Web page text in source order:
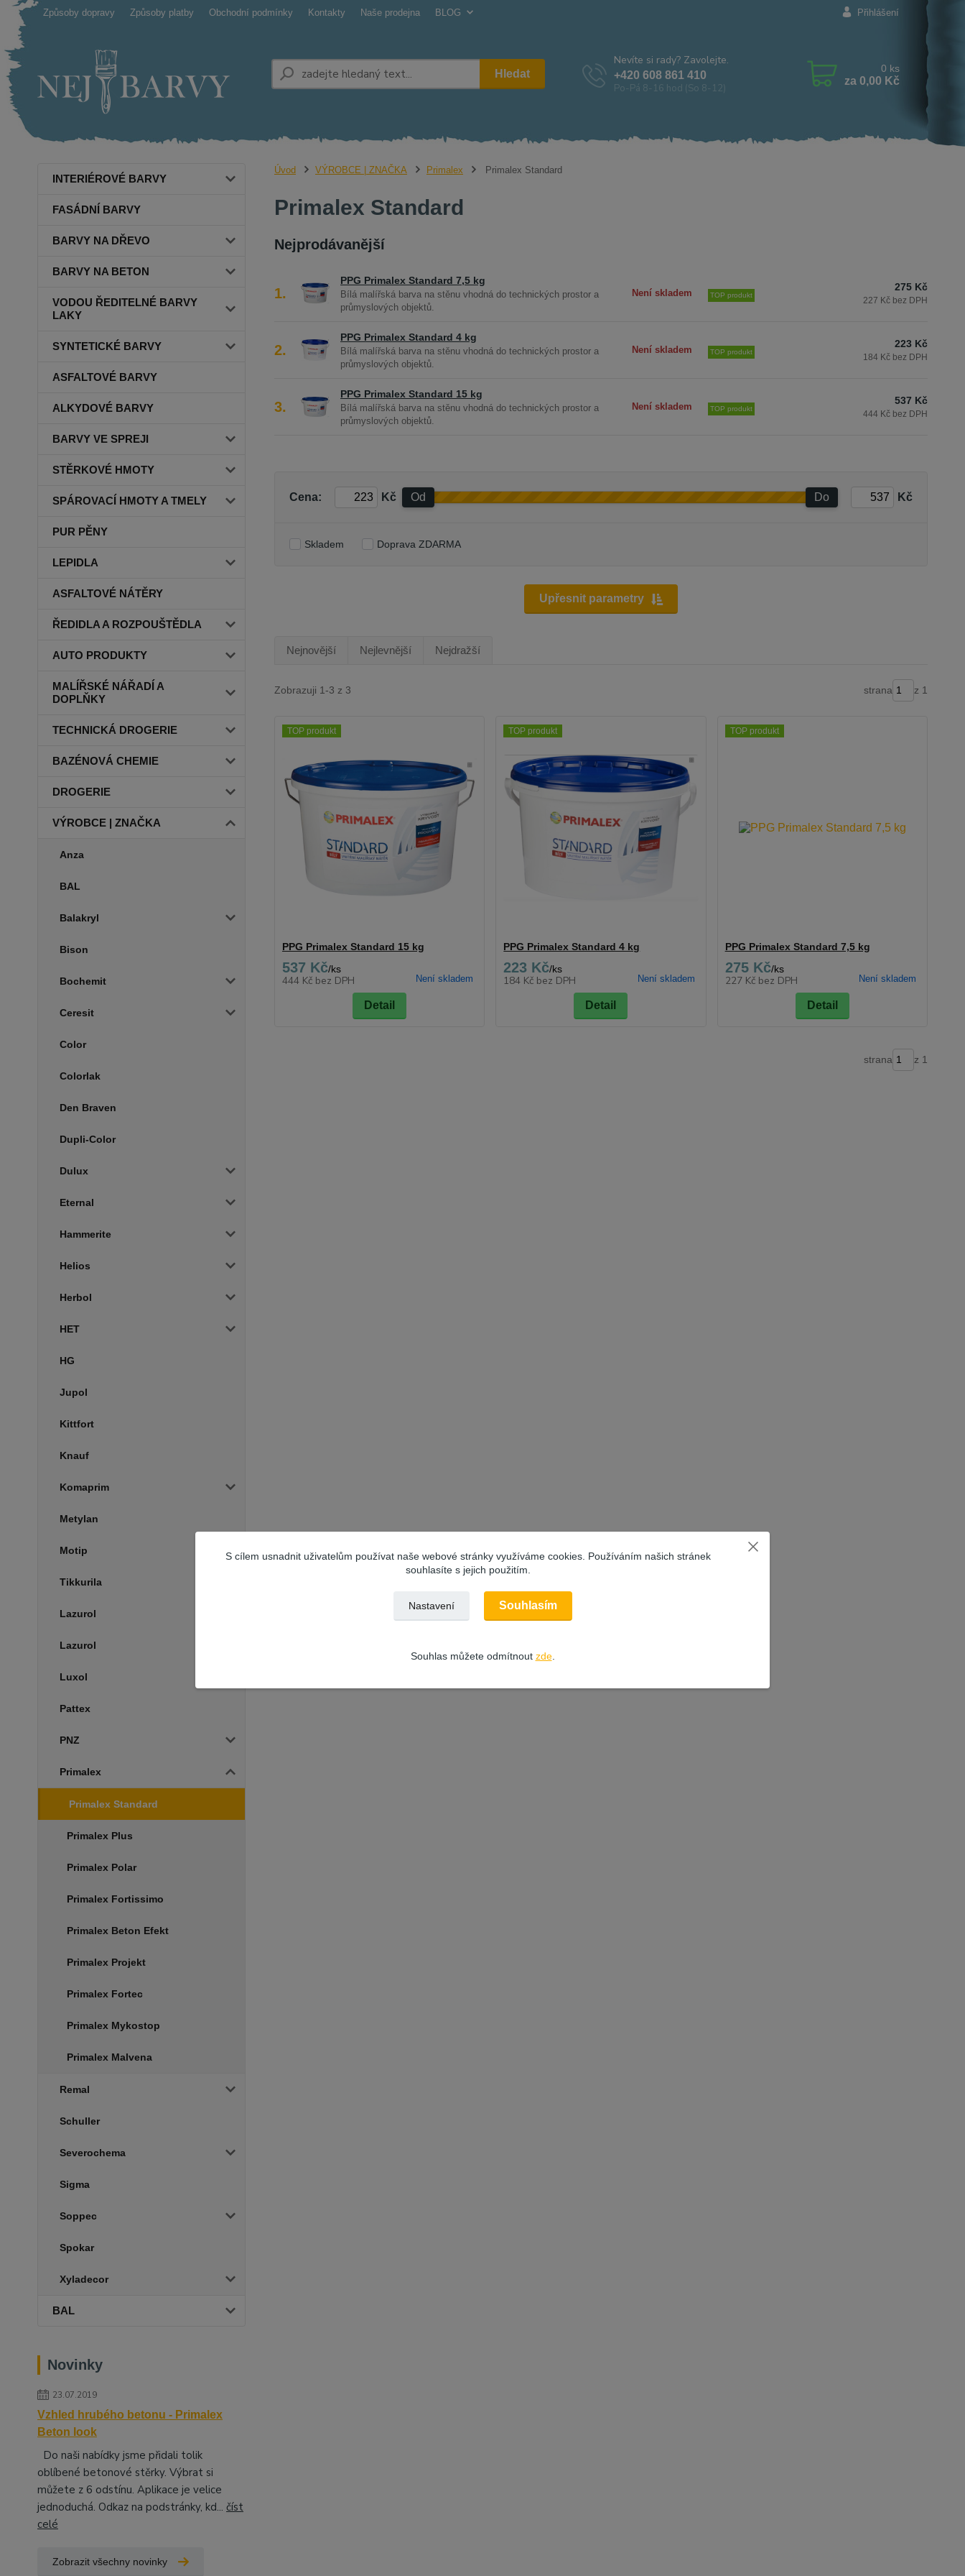
Způsoby dopravy Způsoby platby Obchodní podmínky Kontakty Naše prodejna BLOG Přihlášení
Hledat
Nevíte si rady? Zavolejte.
+420 608 861 410
Po-Pá 8-16 hod (So 8-12)
0 ks
za 0,00 Kč
INTERIÉROVÉ BARVY
FASÁDNÍ BARVY
BARVY NA DŘEVO
BARVY NA BETON
VODOU ŘEDITELNÉ BARVY
LAKY
SYNTETICKÉ BARVY
ASFALTOVÉ BARVY
ALKYDOVÉ BARVY
BARVY VE SPREJI
STĚRKOVÉ HMOTY
SPÁROVACÍ HMOTY A TMELY
PUR PĚNY
LEPIDLA
ASFALTOVÉ NÁTĚRY
ŘEDIDLA A ROZPOUŠTĚDLA
AUTO PRODUKTY
MALÍŘSKÉ NÁŘADÍ A
DOPLŇKY
TECHNICKÁ DROGERIE
BAZÉNOVÁ CHEMIE
DROGERIE
VÝROBCE | ZNAČKA
Anza
BAL
Balakryl
Bison
Bochemit
Ceresit
Color
Colorlak
Den Braven
Dupli-Color
Dulux
Eternal
Hammerite
Helios
Herbol
HET
HG
Jupol
Kittfort
Knauf
Komaprim
Metylan
Motip
Tikkurila
Lazurol
Lazurol
Luxol
Pattex
PNZ
Primalex
Primalex Standard
Primalex Plus
Primalex Polar
Primalex Fortissimo
Primalex Beton Efekt
Primalex Projekt
Primalex Fortec
Primalex Mykostop
Primalex Malvena
Remal
Schuller
Severochema
Sigma
Soppec
Spokar
Xyladecor
BAL
Novinky
23.07.2019
Vzhled hrubého betonu - Primalex
Beton look
Do naši nabídky jsme přidali tolik
oblíbené betonové stěrky. Výbrat si
můžete z 6 odstínu. Aplikace je velice
jednoduchá. Odkaz na podstránky, kd... číst
celé
Zobrazit všechny novinky
Úvod VÝROBCE | ZNAČKA Primalex Primalex Standard
Primalex Standard
Nejprodávanější
1.
PPG Primalex Standard 7,5 kg
Bílá malířská barva na stěnu vhodná do technických prostor a
průmyslových objektů.
Není skladem TOP produkt
275 Kč
227 Kč bez DPH
2.
PPG Primalex Standard 4 kg
Bílá malířská barva na stěnu vhodná do technických prostor a
průmyslových objektů.
Není skladem TOP produkt
223 Kč
184 Kč bez DPH
3.
PPG Primalex Standard 15 kg
Bílá malířská barva na stěnu vhodná do technických prostor a
průmyslových objektů.
Není skladem TOP produkt
537 Kč
444 Kč bez DPH
Upřesnit parametry
Cena: Kč Od Do Kč
Skladem Doprava ZDARMA
Nejnovější Nejlevnější Nejdražší
Zobrazuji 1-3 z 3 strana z 1
TOP produkt
PPG Primalex Standard 15 kg
537 Kč/ks
444 Kč bez DPH Není skladem
Detail
TOP produkt
PPG Primalex Standard 4 kg
223 Kč/ks
184 Kč bez DPH Není skladem
Detail
TOP produkt
PPG Primalex Standard 7,5 kg
275 Kč/ks
227 Kč bez DPH Není skladem
Detail
strana z 1
S cílem usnadnit uživatelům používat naše webové stránky využíváme cookies. Používáním našich stránek
souhlasíte s jejich použitím.
Nastavení Souhlasím
Souhlas můžete odmítnout zde.